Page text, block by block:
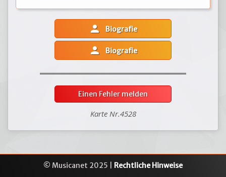
person Biografie
person Biografie
Einen Fehler melden
Karte Nr.4528
© Musicanet 2025 | Rechtliche Hinweise